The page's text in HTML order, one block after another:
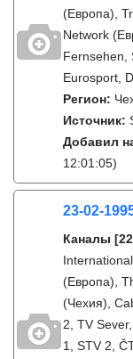
(Европа),
Network
Fernsehen,
Eurosport,
Регион:
Источник:
Добавил
12:01:05)
23-02-
Каналы
(Европа),
(Чехия),
2, TV
1, STV 2,